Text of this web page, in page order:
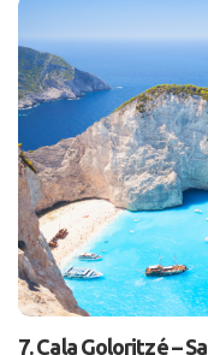
7. Cala Goloritzé –